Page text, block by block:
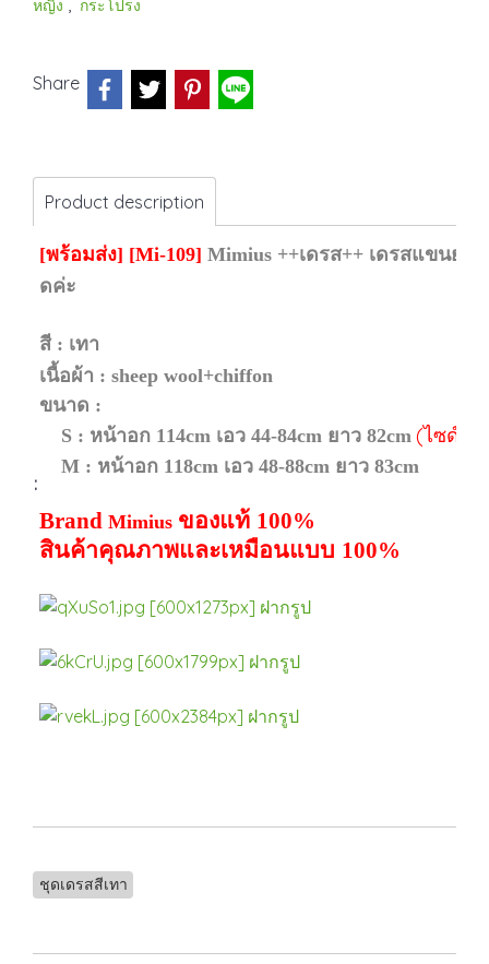
หญิง , กระโปรง
Share
Product description
:
[พร้อมส่ง] [Mi-109] Mimius ++เดรส++ เดรสแขนยา
ดค่ะ
สี : เทา
เนื้อผ้า : sheep wool+chiffon
ขนาด :
S : หน้าอก 114cm เอว 44-84cm ยาว 82cm (ไซด์ S
M : หน้าอก 118cm เอว 48-88cm ยาว 83cm
Brand Mimius ของแท้ 100%
สินค้าคุณภาพและเหมือนแบบ 100%
ชุดเดรสสีเทา